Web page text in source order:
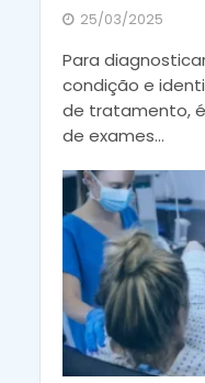
25/03/2025
Para
condição e
de tratamento,
de exames...